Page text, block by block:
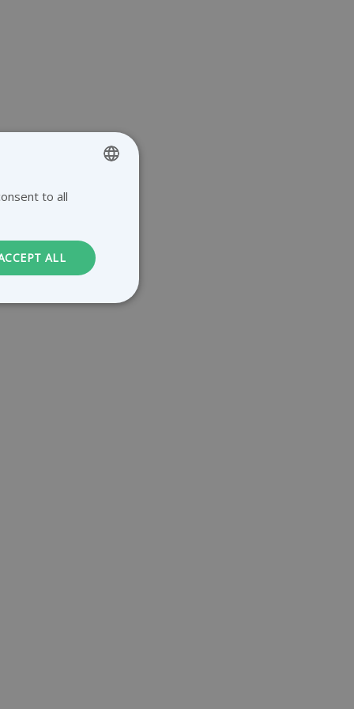
DUTCH
FRENCH
to all
ALL
website cannot
is used to
generated
each page
session and